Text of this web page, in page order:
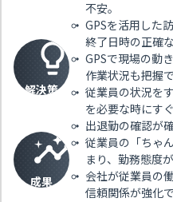
不安。
解決策
GPSを活用した
終了日時の正確な
GPSで現場の動
作業状況も把握
従業員の状況を
を必要な時にす
成果
出退勤の確認が
従業員の「ちゃ
まり、勤務態度が
会社が従業員の
信頼関係が強化で